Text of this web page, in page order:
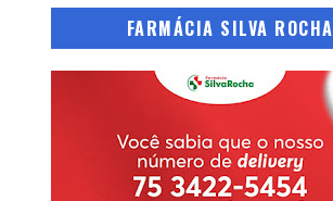
FARMÁCIA SILVA ROCHA